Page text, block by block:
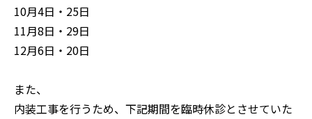
10月4日・25日
11月8日・29日
12月6日・20日
また、
内装工事を行うため、下記期間を臨時休診とさせていた